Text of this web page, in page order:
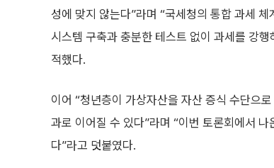
성에 맞지 않는다”라며 “국세청의 통합 과세
시스템 구축과 충분한 테스트 없이 과세를 강
적했다.
이어 “청년층이 가상자산을 자산 증식 수단으
과로 이어질 수 있다”라며 “이번 토론회에서
다”라고 덧붙였다.